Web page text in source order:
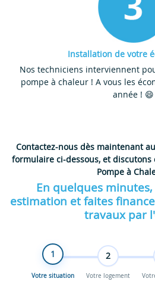
Installation de votre
Nos techniciens interviennent
pompe à chaleur ! A vous les
année ! 😄
Contactez-nous dès maintenant
formulaire ci-dessous, et
Pompe à
En quelques
estimation et faites
travaux par
1
Votre situation
2
Votre logement